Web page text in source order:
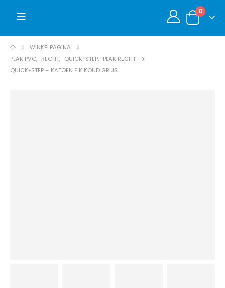
0
WINKELPAGINA
PLAK PVC, RECHT, QUICK-STEP, PLAK RECHT
QUICK-STEP – KATOEN EIK KOUD GRIJS